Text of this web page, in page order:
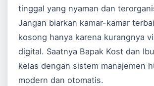
tinggal yang nyaman dan
Jangan biarkan kamar-kamar
kosong hanya karena kurangnya
digital. Saatnya Bapak Kost dan
kelas dengan sistem manajemen
modern dan otomatis.